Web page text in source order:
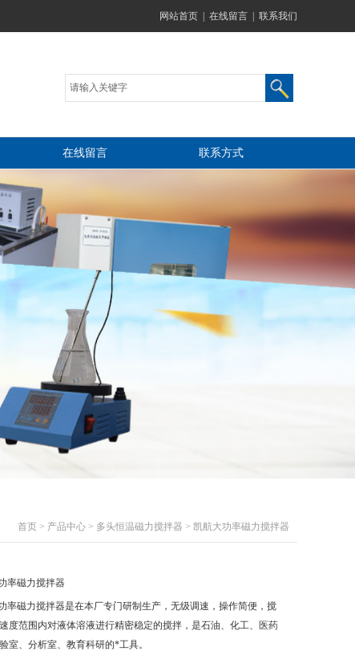
网站首页 在线留言 联系我们
在线留言 联系方式
首页 > 产品中心 > 多头恒温磁力搅拌器 > 凯航大功率磁力搅拌器
率磁力搅拌器
率磁力搅拌器是在本厂专门研制生产，无级调速，操作简便，搅
度范围内对液体溶液进行精密稳定的搅拌，是石油、化工、医药
室、分析室、教育科研的*工具。